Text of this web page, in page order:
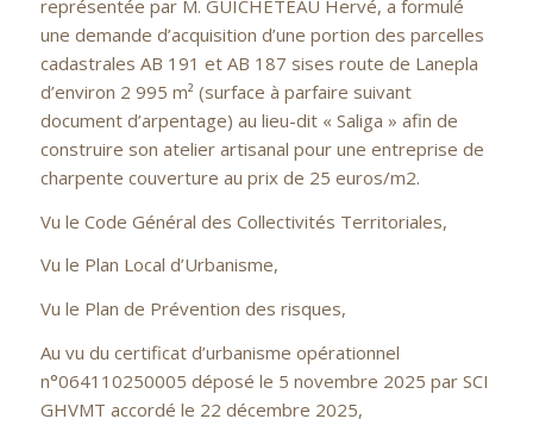
représentée par M. GUICHETEAU Hervé, a formulé
une demande d’acquisition d’une portion des parcelles
cadastrales AB 191 et AB 187 sises route de Lanepla
d’environ 2 995 m² (surface à parfaire suivant
document d’arpentage) au lieu-dit « Saliga » afin de
construire son atelier artisanal pour une entreprise de
charpente couverture au prix de 25 euros/m2.
Vu le Code Général des Collectivités Territoriales,
Vu le Plan Local d’Urbanisme,
Vu le Plan de Prévention des risques,
Au vu du certificat d’urbanisme opérationnel
n°064110250005 déposé le 5 novembre 2025 par SCI
GHVMT accordé le 22 décembre 2025,